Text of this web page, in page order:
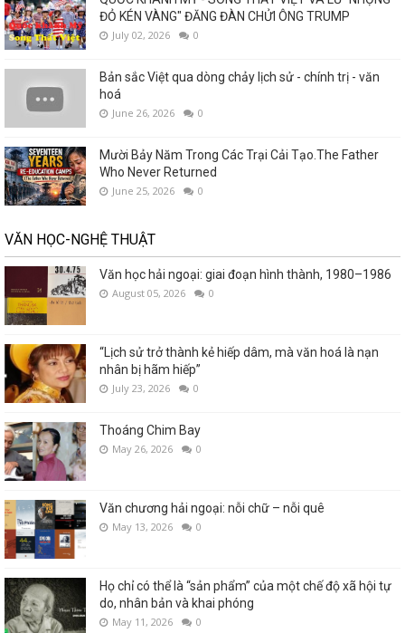
ĐỎ KÉN VÀNG" ĐĂNG ĐÀN CHỬI ÔNG TRUMP
July 02, 2026 0
Bản sắc Việt qua dòng chảy lịch sử - chính trị - văn
hoá
June 26, 2026 0
Mười Bảy Năm Trong Các Trại Cải Tạo.The Father
Who Never Returned
June 25, 2026 0
VĂN HỌC-NGHỆ THUẬT
Văn học hải ngoại: giai đoạn hình thành, 1980–1986
August 05, 2026 0
“Lịch sử trở thành kẻ hiếp dâm, mà văn hoá là nạn
nhân bị hãm hiếp”
July 23, 2026 0
Thoáng Chim Bay
May 26, 2026 0
Văn chương hải ngoại: nỗi chữ – nỗi quê
May 13, 2026 0
Họ chỉ có thể là “sản phẩm” của một chế độ xã hội tự
do, nhân bản và khai phóng
May 11, 2026 0